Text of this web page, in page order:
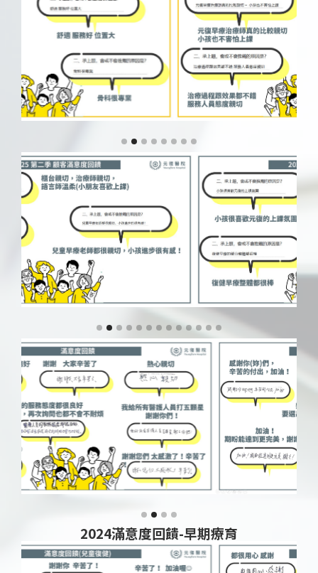
2024滿意度回饋-早期療育